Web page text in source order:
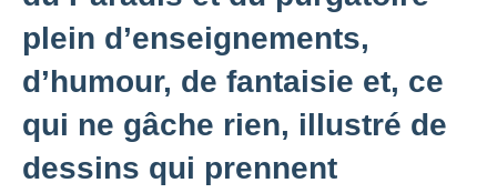
plein d’enseignements,
d’humour, de fantaisie et, ce
qui ne gâche rien, illustré de
dessins qui prennent